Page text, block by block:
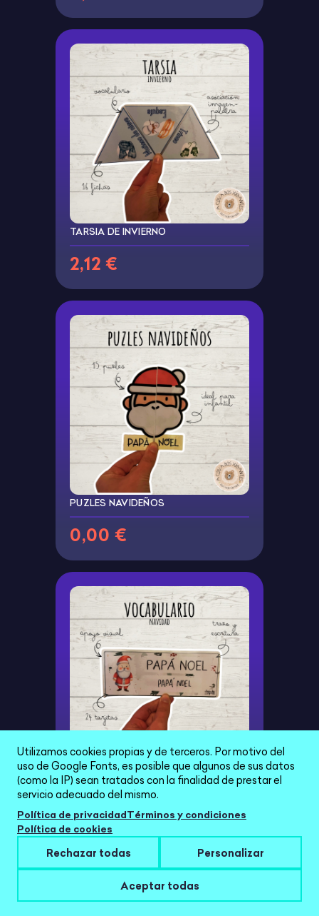
TARSIA DE INVIERNO
2,12 €
PUZLES NAVIDEÑOS
0,00 €
VOCABULARIO DE NAVIDAD
2,12 €
Utilizamos cookies propias y de terceros. Por motivo del
uso de Google Fonts, es posible que algunos de sus datos
(como la IP) sean tratados con la finalidad de prestar el
servicio adecuado del mismo.
Política de privacidadTérminos y condiciones
Política de cookies
Rechazar todas Personalizar
Aceptar todas